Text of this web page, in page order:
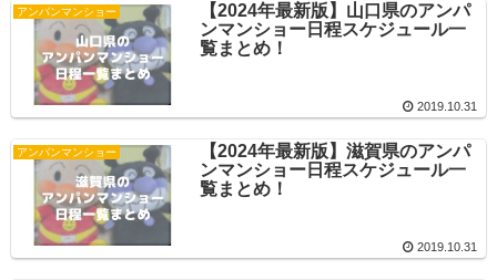
アンパンマンショー
【2024年最新版】山口県のアンパ
ンマンショー日程スケジュール一
覧まとめ！
2019.10.31
アンパンマンショー
【2024年最新版】滋賀県のアンパ
ンマンショー日程スケジュール一
覧まとめ！
2019.10.31